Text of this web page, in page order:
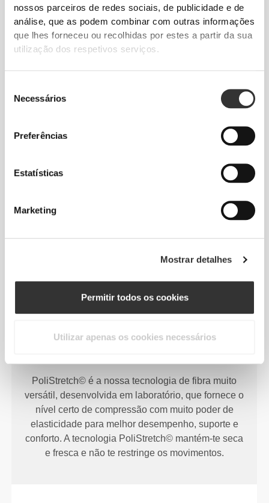
nossos parceiros de redes sociais, de publicidade e de
análise, que as podem combinar com outras informações
que lhes forneceu ou recolhidas por estes a partir da sua
utilização dos respetivos serviços.
Necessários
Preferências
Estatísticas
Marketing
Mostrar detalhes
Permitir todos os cookies
Utilizar apenas os cookies necessários
desenvolvimento de estruturas têxteis, que
proporciona a criação de peças com um fitting
oferecem maior elasticidade, suporte e conforto.
significa alto desempenho, máximo
PoliStretch© é a nossa tecnologia de fibra muito
versátil, desenvolvida em laboratório, que fornece o
nível certo de compressão com muito poder de
elasticidade para melhor desempenho, suporte e
conforto. A tecnologia PoliStretch© mantém-te seca
e fresca e não te restringe os movimentos.